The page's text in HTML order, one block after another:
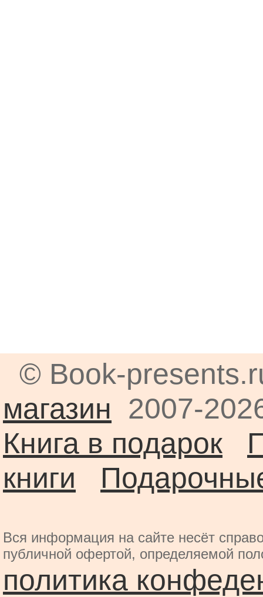
© Book-
магазин 2007-
Книга в подарок
книги
Вся информация на сайте несёт
публичной офертой, определяемой
политика